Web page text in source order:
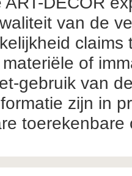
van de
of
gebruik van
zijn in